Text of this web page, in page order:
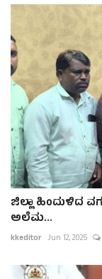
ಜಿಲ್ಲಾ ಹಿಂದುಳಿದ
ಅಲೆಮ...
kkeditor Jun 12, 2025